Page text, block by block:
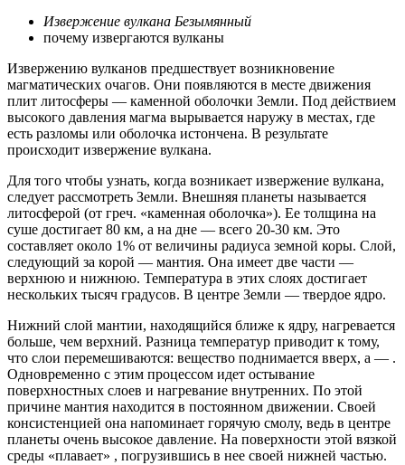
Извержение вулкана Безымянный
почему извергаются вулканы
Извержению вулканов предшествует возникновение
магматических очагов. Они появляются в месте движения
плит литосферы — каменной оболочки Земли. Под действием
высокого давления магма вырывается наружу в местах, где
есть разломы или оболочка истончена. В результате
происходит извержение вулкана.
Для того чтобы узнать, когда возникает извержение вулкана,
следует рассмотреть Земли. Внешняя планеты называется
литосферой (от греч. «каменная оболочка»). Ее толщина на
суше достигает 80 км, а на дне — всего 20-30 км. Это
составляет около 1% от величины радиуса земной коры. Слой,
следующий за корой — мантия. Она имеет две части —
верхнюю и нижнюю. Температура в этих слоях достигает
нескольких тысяч градусов. В центре Земли — твердое ядро.
Нижний слой мантии, находящийся ближе к ядру, нагревается
больше, чем верхний. Разница температур приводит к тому,
что слои перемешиваются: вещество поднимается вверх, а — .
Одновременно с этим процессом идет остывание
поверхностных слоев и нагревание внутренних. По этой
причине мантия находится в постоянном движении. Своей
консистенцией она напоминает горячую смолу, ведь в центре
планеты очень высокое давление. На поверхности этой вязкой
среды «плавает» , погрузившись в нее своей нижней частью.